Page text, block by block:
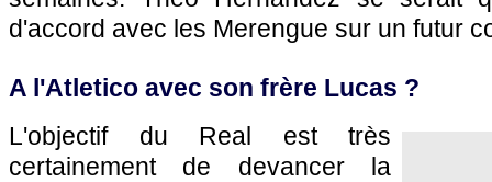
d'accord avec les Merengue sur un futur
A l'Atletico avec son frère Lucas ?
L'objectif du Real est très
certainement de devancer la